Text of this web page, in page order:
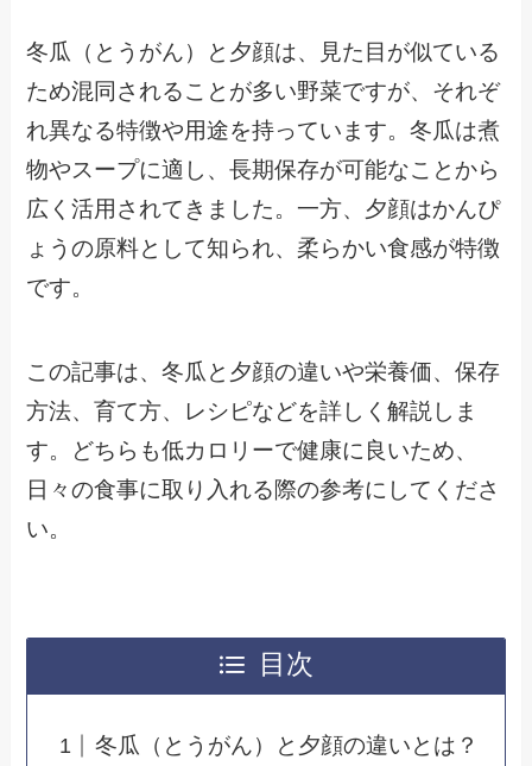
冬瓜（とうがん）と夕顔は、見た目が似ている
ため混同されることが多い野菜ですが、それぞ
れ異なる特徴や用途を持っています。冬瓜は煮
物やスープに適し、長期保存が可能なことから
広く活用されてきました。一方、夕顔はかんぴ
ょうの原料として知られ、柔らかい食感が特徴
です。
この記事は、冬瓜と夕顔の違いや栄養価、保存
方法、育て方、レシピなどを詳しく解説しま
す。どちらも低カロリーで健康に良いため、
日々の食事に取り入れる際の参考にしてくださ
い。
目次
冬瓜（とうがん）と夕顔の違いとは？